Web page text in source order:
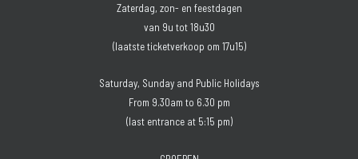
Zaterdag, zon- en feestdagen
van 9u tot 18u30
(laatste ticketverkoop om 17u15)
Saturday, Sunday and Public Holidays
From 9.30am to 6.30 pm
(last entrance at 5:15 pm)